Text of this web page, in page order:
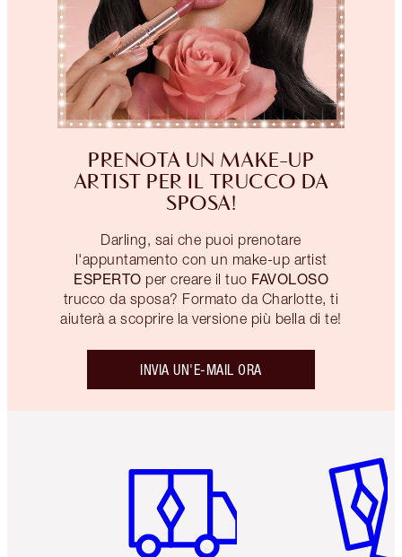
PRENOTA UN MAKE-UP
ARTIST PER IL TRUCCO DA
SPOSA!
Darling, sai che puoi prenotare
l'appuntamento con un make-up artist
ESPERTO per creare il tuo FAVOLOSO
trucco da sposa? Formato da Charlotte, ti
aiuterà a scoprire la versione più bella di te!
INVIA UN'E-MAIL ORA